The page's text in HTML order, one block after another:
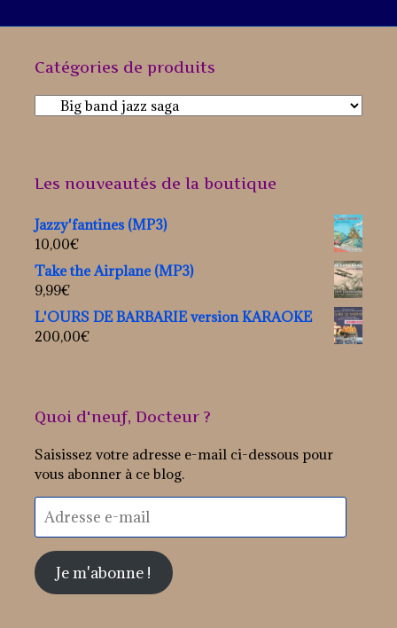
Catégories de produits
Les nouveautés de la boutique
Jazzy'fantines (MP3)
10,00€
Take the Airplane (MP3)
9,99€
L'OURS DE BARBARIE version KARAOKE
200,00€
Quoi d'neuf, Docteur ?
Saisissez votre adresse e-mail ci-dessous pour
vous abonner à ce blog.
Adresse
e-
Je m'abonne !